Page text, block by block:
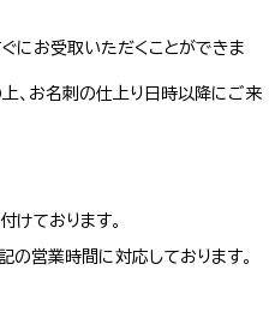
にお受取いただくことができま
、お名刺の仕上り日時以降にご来
けております。
営業時間に対応しております。